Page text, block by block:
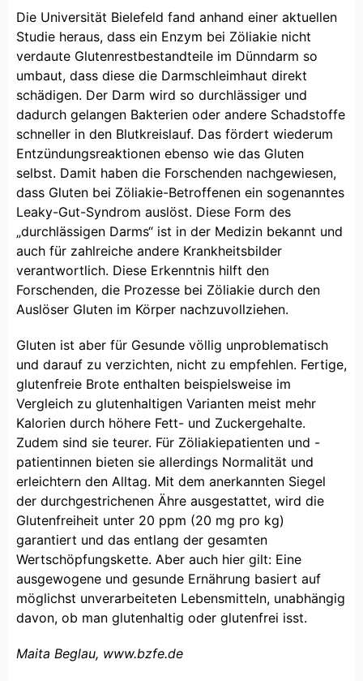
Die Universität Bielefeld fand anhand einer aktuellen
Studie heraus, dass ein Enzym bei Zöliakie nicht
verdaute Glutenrestbestandteile im Dünndarm so
umbaut, dass diese die Darmschleimhaut direkt
schädigen. Der Darm wird so durchlässiger und
dadurch gelangen Bakterien oder andere Schadstoffe
schneller in den Blutkreislauf. Das fördert wiederum
Entzündungsreaktionen ebenso wie das Gluten
selbst. Damit haben die Forschenden nachgewiesen,
dass Gluten bei Zöliakie-Betroffenen ein sogenanntes
Leaky-Gut-Syndrom auslöst. Diese Form des
„durchlässigen Darms“ ist in der Medizin bekannt und
auch für zahlreiche andere Krankheitsbilder
verantwortlich. Diese Erkenntnis hilft den
Forschenden, die Prozesse bei Zöliakie durch den
Auslöser Gluten im Körper nachzuvollziehen.
Gluten ist aber für Gesunde völlig unproblematisch
und darauf zu verzichten, nicht zu empfehlen. Fertige,
glutenfreie Brote enthalten beispielsweise im
Vergleich zu glutenhaltigen Varianten meist mehr
Kalorien durch höhere Fett- und Zuckergehalte.
Zudem sind sie teurer. Für Zöliakiepatienten und -
patientinnen bieten sie allerdings Normalität und
erleichtern den Alltag. Mit dem anerkannten Siegel
der durchgestrichenen Ähre ausgestattet, wird die
Glutenfreiheit unter 20 ppm (20 mg pro kg)
garantiert und das entlang der gesamten
Wertschöpfungskette. Aber auch hier gilt: Eine
ausgewogene und gesunde Ernährung basiert auf
möglichst unverarbeiteten Lebensmitteln, unabhängig
davon, ob man glutenhaltig oder glutenfrei isst.
Maita Beglau, www.bzfe.de